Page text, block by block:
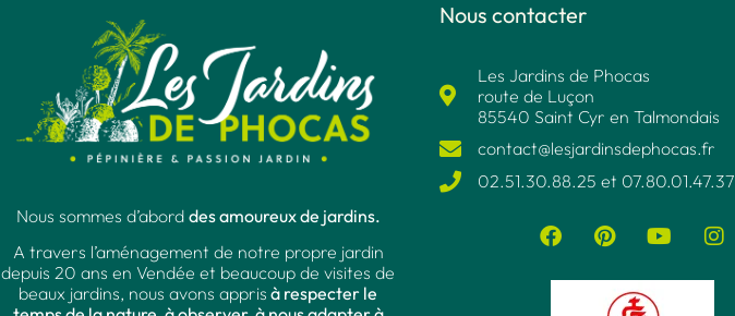
Nous sommes d’abord des amoureux de jardins.
A travers l’aménagement de notre propre jardin
depuis 20 ans en Vendée et beaucoup de visites de
beaux jardins, nous avons appris à respecter le
Nous contacter
Les Jardins de Phocas
route de Luçon
85540 Saint Cyr en Talmondais
contact@lesjardinsdephocas.fr​
02.51.30.88.25 et 07.80.01.47.37​